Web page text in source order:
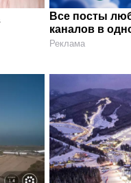
Все посты
каналов в
Реклама